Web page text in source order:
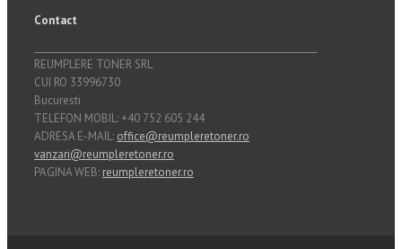
Contact
REUMPLERE TONER SRL
CUI RO 33996730
Bucuresti
TELEFON MOBIL: +40 752 605 244
ADRESA E-MAIL: office@reumpleretoner.ro
vanzari@reumpleretoner.ro
PAGINA WEB: reumpleretoner.ro